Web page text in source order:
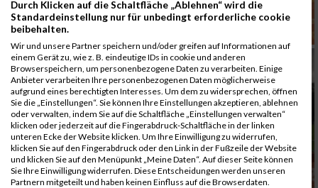
Durch Klicken auf die Schaltfläche „Ablehnen“ wird die
Standardeinstellung nur für unbedingt erforderliche cookie
beibehalten.
Wir und unsere Partner speichern und/oder greifen auf Informationen auf
einem Gerät zu, wie z. B. eindeutige IDs in cookie und anderen
Browserspeichern, um personenbezogene Daten zu verarbeiten. Einige
Anbieter verarbeiten Ihre personenbezogenen Daten möglicherweise
aufgrund eines berechtigten Interesses. Um dem zu widersprechen, öffnen
Sie die „Einstellungen“. Sie können Ihre Einstellungen akzeptieren, ablehnen
oder verwalten, indem Sie auf die Schaltfläche „Einstellungen verwalten“
klicken oder jederzeit auf die Fingerabdruck-Schaltfläche in der linken
unteren Ecke der Website klicken. Um Ihre Einwilligung zu widerrufen,
klicken Sie auf den Fingerabdruck oder den Link in der Fußzeile der Website
und klicken Sie auf den Menüpunkt „Meine Daten“. Auf dieser Seite können
Sie Ihre Einwilligung widerrufen. Diese Entscheidungen werden unseren
Partnern mitgeteilt und haben keinen Einfluss auf die Browserdaten.